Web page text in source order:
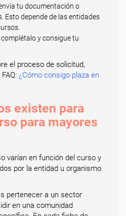
tu documentación o
Esto depende de las entidades
y consigue tu
el proceso de solicitud,
¿Cómo consigo plaza en
existen para
para mayores
varían en función del curso y
por la entidad u organismo
pertenecer a un sector
en una comunidad